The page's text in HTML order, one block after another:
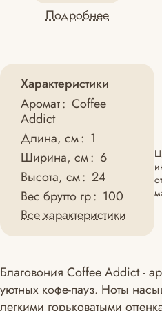
Подробнее
Характеристики
Аромат: Coffee
Addict
Длина, см: 1
Ширина, см: 6
Высота, см: 24
Вес брутто гр: 100
Все характеристики
Благовония Coffee Addict -
уютных кофе-пауз. Ноты
легкими горьковатыми